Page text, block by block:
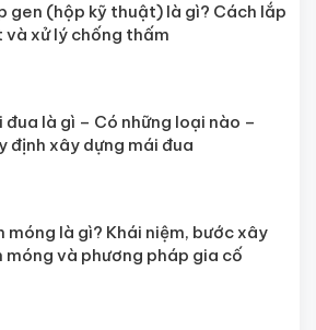
gen (hộp kỹ thuật) là gì? Cách lắp
và xử lý chống thấm
đua là gì – Có những loại nào –
định xây dựng mái đua
móng là gì? Khái niệm, bước xây
móng và phương pháp gia cố